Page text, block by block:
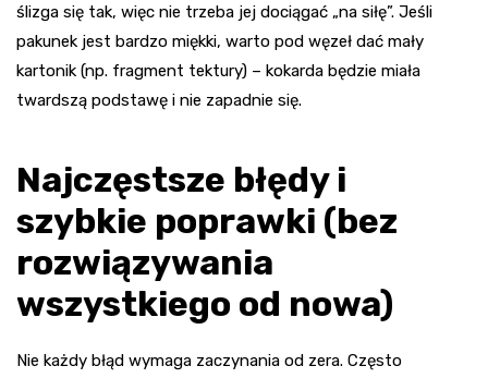
ślizga się tak, więc nie trzeba jej dociągać „na siłę”. Jeśli
pakunek jest bardzo miękki, warto pod węzeł dać mały
kartonik (np. fragment tektury) – kokarda będzie miała
twardszą podstawę i nie zapadnie się.
Najczęstsze błędy i
szybkie poprawki (bez
rozwiązywania
wszystkiego od nowa)
Nie każdy błąd wymaga zaczynania od zera. Często